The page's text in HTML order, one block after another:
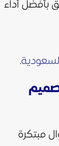
بأفضل أداء
.
مبتكرة